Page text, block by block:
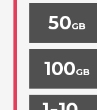
50GB
100GB